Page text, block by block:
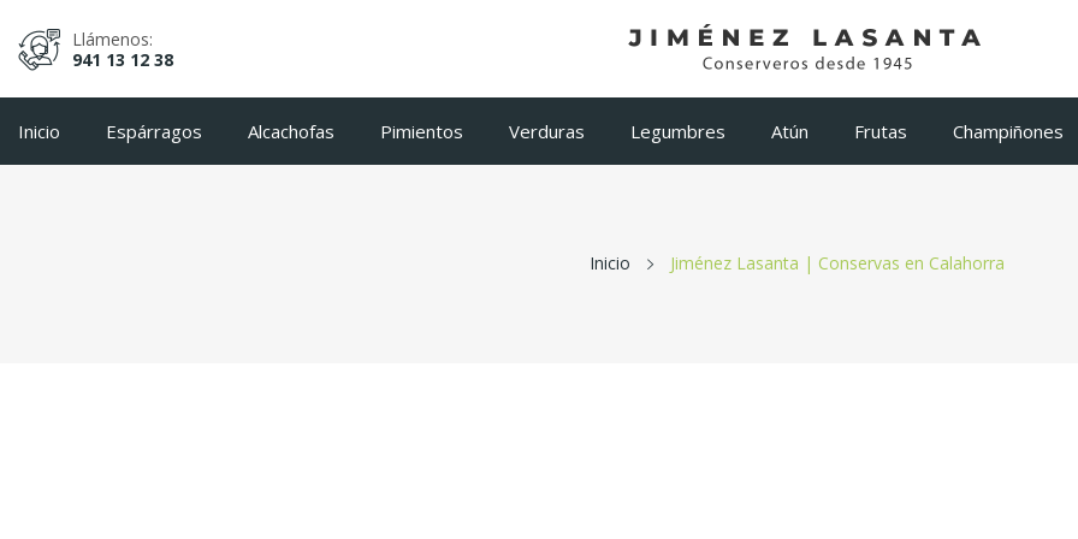
Llámenos:
941 13 12 38
Inicio Espárragos Alcachofas Pimientos Verduras Legumbres Atún Frutas Champiñones
Inicio Jiménez Lasanta | Conservas en Calahorra